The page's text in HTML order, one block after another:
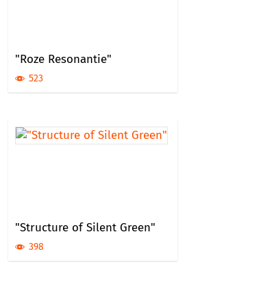
"Roze Resonantie"
523
"Structure of Silent Green"
398